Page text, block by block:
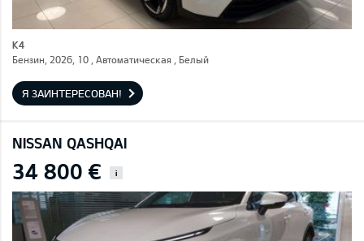
K4
Бензин, 2026, 10 , Автоматическая , Белый
Я ЗАИНТЕРЕСОВАН!
NISSAN QASHQAI
34 800 € i